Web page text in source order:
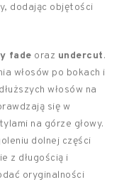
dodając objętości
fade oraz undercut.
włosów po bokach i
włosów na
się w
na górze głowy.
dolnej części
z długością i
oryginalności